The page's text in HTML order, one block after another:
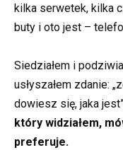
kilka serwetek, kilka
buty i oto jest –
Siedziałem i
usłyszałem zdanie:
dowiesz się, jaka
który widziałem,
preferuje.